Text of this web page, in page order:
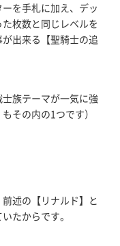
を手札に加え、デッ
枚数と同じレベルを
出来る【聖騎士の追
族テーマが一気に強
その内の1つです）
述の【リナルド】と
たからです。